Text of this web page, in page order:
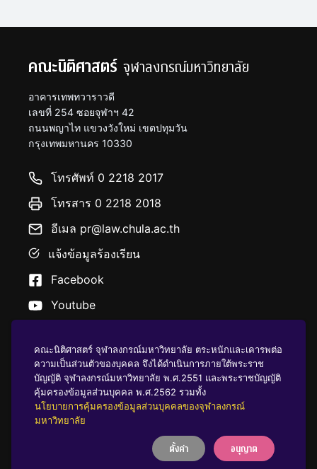
คณะนิติศาสตร์ จุฬาลงกรณ์มหาวิทยาลัย
อาคารเทพทวาราวดี
เลขที่ 254 ซอยจุฬาฯ 42
ถนนพญาไท แขวงวังใหม่ เขตปทุมวัน
กรุงเทพมหานคร 10330
โทรศัพท์ 0 2218 2017
โทรสาร 0 2218 2018
อีเมล pr@law.chula.ac.th
แจ้งข้อมูลร้องเรียน
Facebook
Youtube
นโยบายคุ้มครองข้อมูลส่วนบุคคล
บริจาคให้ ฬ
คณะนิติศาสตร์ จุฬาลงกรณ์มหาวิทยาลัย ตระหนักและเคารพต่อ
ความเป็นส่วนตัวของบุคคล จึงได้ดำเนินการภายใต้พระราช
บัญญัติ จุฬาลงกรณ์มหาวิทยาลัย พ.ศ.2551 และพระราชบัญญัติ
คุ้มครองข้อมูลส่วนบุคคล พ.ศ.2562 รวมทั้ง
นโยบายการคุ้มครองข้อมูลส่วนบุคคลของจุฬาลงกรณ์
มหาวิทยาลัย
ตั้งค่า อนุญาต